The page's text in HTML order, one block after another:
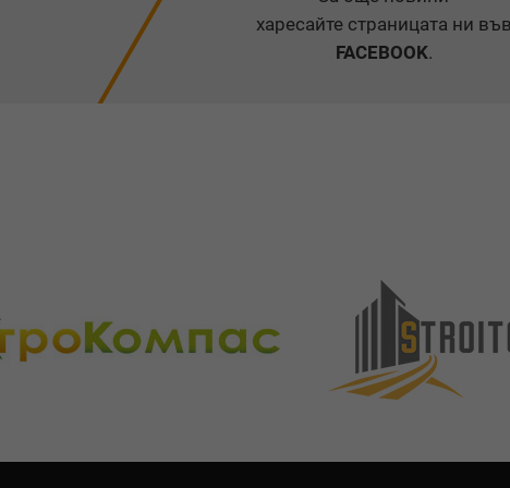
харесайте страницата ни
FACEBOOK.